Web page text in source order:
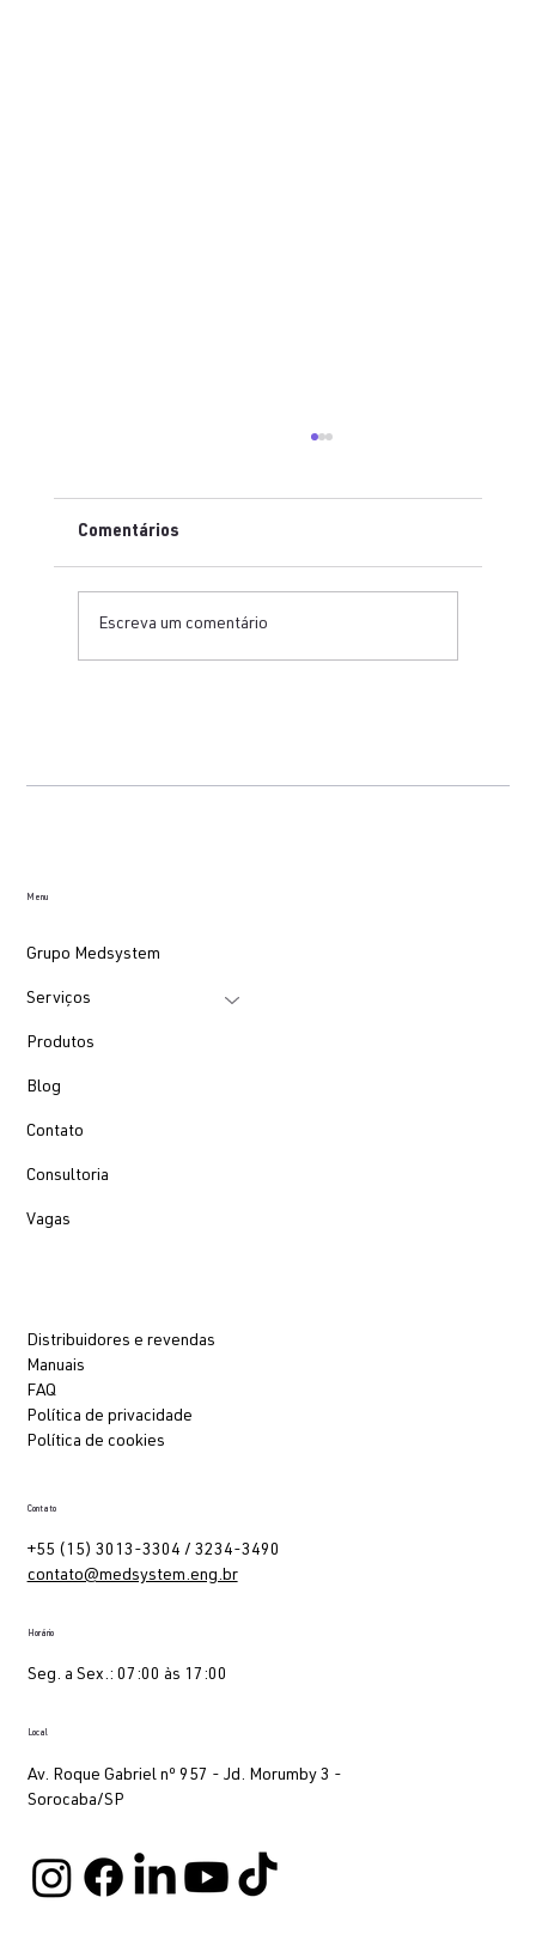
Comentários
Escreva um comentário
Menu
Grupo Medsystem
Serviços
Produtos
Blog
Contato
Consultoria
Vagas
Distribuidores e revendas
Manuais
FAQ
Política de privacidade
Política de cookies
Contato
+55 (15) 3013-3304 / 3234-3490
contato@medsystem.eng.br
Horário
Seg. a Sex.: 07:00 às 17:00
Local
Av. Roque Gabriel nº 957 - Jd. Morumby 3 -
Sorocaba/SP